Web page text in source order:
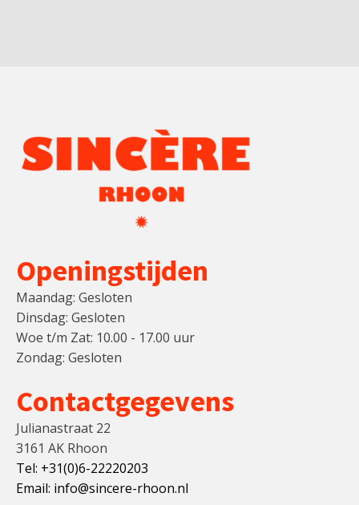
Openingstijden
Maandag: Gesloten
Dinsdag: Gesloten
Woe t/m Zat: 10.00 - 17.00 uur
Zondag: Gesloten
Contactgegevens
Julianastraat 22
3161 AK Rhoon
Tel: +31(0)6-22220203
Email: info@sincere-rhoon.nl